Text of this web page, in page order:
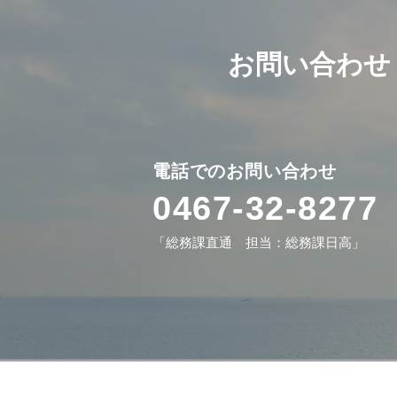
お問い合わ
電話でのお問い合わせ
0467-32-8277
「総務課直通 担当：総務課日高」